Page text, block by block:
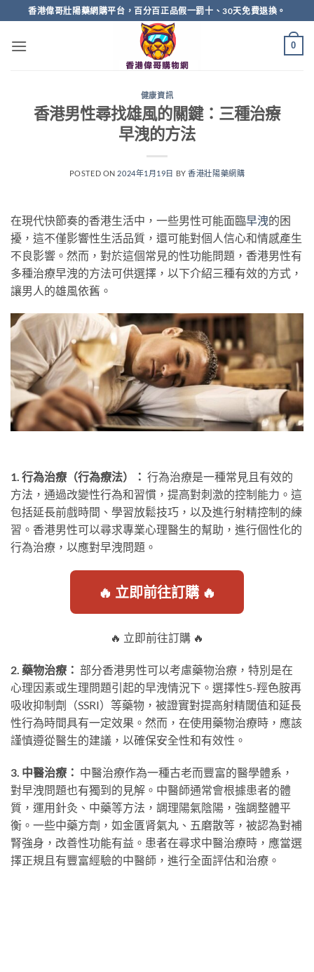
to
content
香港偉哥壯陽藥網購平台，百分百正品假一罰十、30天免費退換。
0
健康資訊
香港男性尋找雄風的關鍵：三種治療
早洩的方法
POSTED ON 2024年1月19日 BY香港壯陽藥網購
在現代快節奏的香港生活中，一些男性可能面臨早洩的困
擾，這不僅影響性生活品質，還可能對個人信心和情感產生
不良影響。然而，對於這個常見的性功能問題，香港男性有
多種治療早洩的方法可供選擇，以下介紹三種有效的方式，
讓男人的雄風依舊。
1. 行為治療（行為療法）： 行為治療是一種常見且有效的
方法，通過改變性行為和習慣，提高對刺激的控制能力。這
包括延長前戲時間、學習放鬆技巧，以及進行射精控制的練
習。香港男性可以尋求專業心理醫生的幫助，進行個性化的
行為治療，以應對早洩問題。
🔥 立即前往訂購 🔥
🔥 立即前往訂購 🔥
2. 藥物治療： 部分香港男性可以考慮藥物治療，特別是在
心理因素或生理問題引起的早洩情況下。選擇性5-羥色胺再
吸收抑制劑（SSRI）等藥物，被證實對提高射精閾值和延長
性行為時間具有一定效果。然而，在使用藥物治療時，應該
謹慎遵從醫生的建議，以確保安全性和有效性。
3. 中醫治療： 中醫治療作為一種古老而豐富的醫學體系，
對早洩問題也有獨到的見解。中醫師通常會根據患者的體
質，運用針灸、中藥等方法，調理陽氣陰陽，強調整體平
衡。一些中藥方劑，如金匱肾氣丸、五磨散等，被認為對補
腎強身，改善性功能有益。患者在尋求中醫治療時，應當選
擇正規且有豐富經驗的中醫師，進行全面評估和治療。